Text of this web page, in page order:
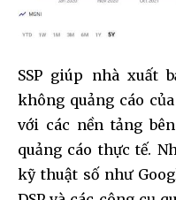
SSP giúp nhà xuất
không quảng cáo
với các nền tảng
quảng cáo thực tế.
kỹ thuật số như